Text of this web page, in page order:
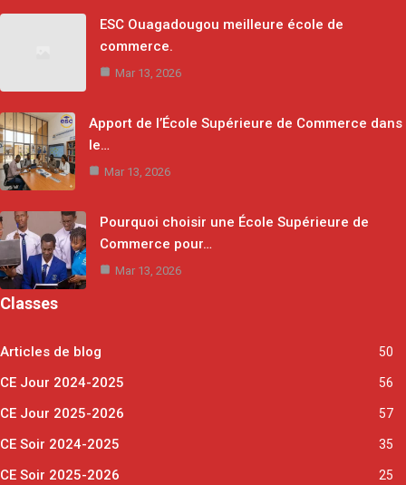
ESC Ouagadougou meilleure école de
commerce.
Mar 13, 2026
Apport de l’École Supérieure de Commerce dans
le…
Mar 13, 2026
Pourquoi choisir une École Supérieure de
Commerce pour…
Mar 13, 2026
Classes
Articles de blog 50
CE Jour 2024-2025 56
CE Jour 2025-2026 57
CE Soir 2024-2025 35
CE Soir 2025-2026 25